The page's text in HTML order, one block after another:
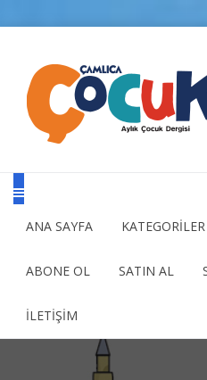
ANA SAYFA KATEGORİLER
ABONE OL SATIN AL
İLETİŞİM